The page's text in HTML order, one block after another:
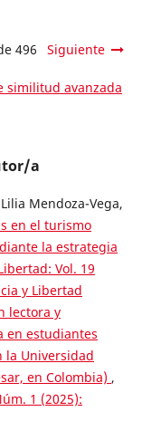
496 Siguiente
similitud avanzada
a
Mendoza-Vega,
en el turismo
la estrategia
Vol. 19
y Libertad
lectora y
en estudiantes
la Universidad
en Colombia) ,
1 (2025):